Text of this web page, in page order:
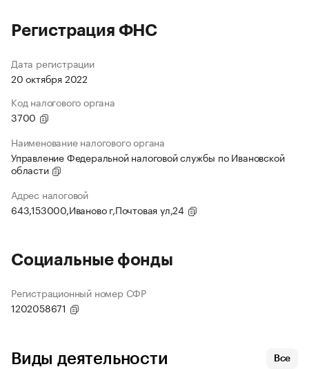
Регистрация ФНС
Дата регистрации
20 октября 2022
Код налогового органа
3700
Наименование налогового органа
Управление Федеральной налоговой службы по Ивановской
области
Адрес налоговой
643,153000,Иваново г,Почтовая ул,24
Социальные фонды
Регистрационный номер СФР
1202058671
Виды деятельности Все